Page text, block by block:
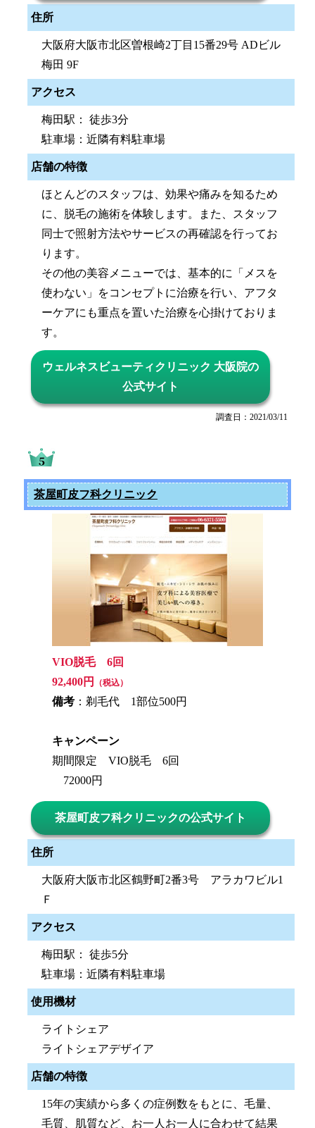
住所
大阪府大阪市北区曽根崎2丁目15番29号 ADビル
梅田 9F
アクセス
梅田駅： 徒歩3分
駐車場：近隣有料駐車場
店舗の特徴
ほとんどのスタッフは、効果や痛みを知るため
に、脱毛の施術を体験します。また、スタッフ
同士で照射方法やサービスの再確認を行ってお
ります。
その他の美容メニューでは、基本的に「メスを
使わない」をコンセプトに治療を行い、アフタ
ーケアにも重点を置いた治療を心掛けておりま
す。
ウェルネスビューティクリニック 大阪院の
公式サイト
調査日：2021/03/11
茶屋町皮フ科クリニック
VIO脱毛 6回
92,400円
（税込）
備考 ：剃毛代 1部位500円
キャンペーン
期間限定 VIO脱毛 6回
72000円
茶屋町皮フ科クリニックの公式サイト
住所
大阪府大阪市北区鶴野町2番3号 アラカワビル1
Ｆ
アクセス
梅田駅： 徒歩5分
駐車場：近隣有料駐車場
使用機材
ライトシェア
ライトシェアデザイア
店舗の特徴
15年の実績から多くの症例数をもとに、毛量、
毛質、肌質など、お一人お一人に合わせて結果